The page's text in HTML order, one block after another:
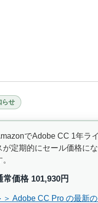
らせ
でAdobe CC 1年ラ
が定期的にセール価格にな
常価格 101,930円
＞ Adobe CC Pro の最新